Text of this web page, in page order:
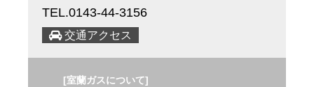
TEL.0143-44-3156
交通アクセス
[室蘭ガスについて]